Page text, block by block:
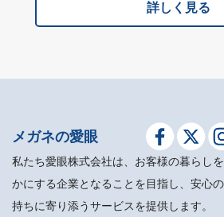
詳しく見る
メガネの愛眼
私たち愛眼株式会社は、お客様の暮らし
かにする企業となることを目指し、安心
持ちに寄り添うサービスを提供します。